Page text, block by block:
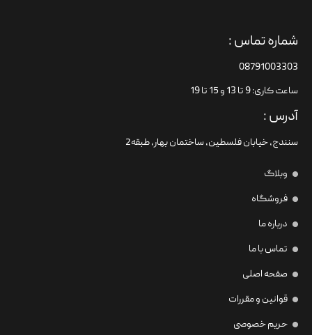
شماره تماس :
08791003303
ساعت کاری: 9 تا 13 و 15 تا 19
آدرس :
سنندج، خیابان فلسطین،‌ ساختمان بهار، طبقه2
وبلاگ
فروشگاه
درباره ما
تماس با ما
صفحه اصلی
قوانین و مقررات
حریم خصوصی